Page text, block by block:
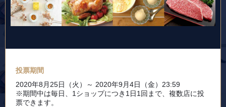
投票期間
2020年8月25日（火）～ 2020年9月4日（金）23:59
※期間中は毎日、1ショップにつき1日1回まで、複数店に投
票できます。